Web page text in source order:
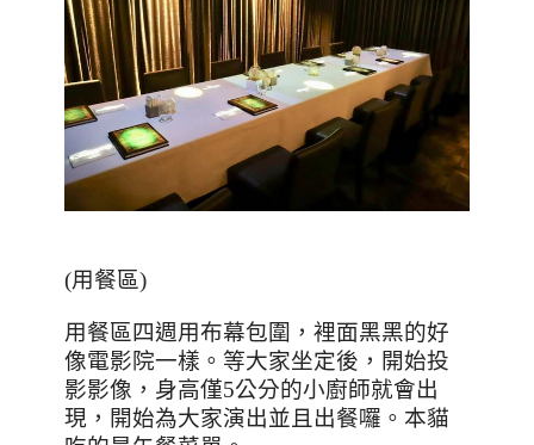
(用餐區)
用餐區四週用布幕包圍，裡面黑黑的好
像電影院一樣。等大家坐定後，開始投
影影像，身高僅5公分的小廚師就會出
現，開始為大家演出並且出餐囉。本貓